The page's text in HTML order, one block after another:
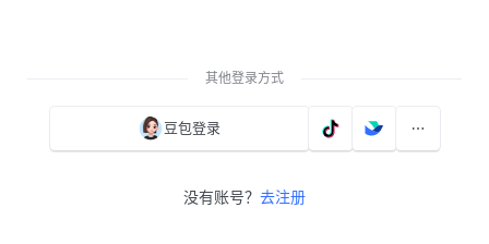
其他登录方式
豆包登录
没有账号？ 去注册